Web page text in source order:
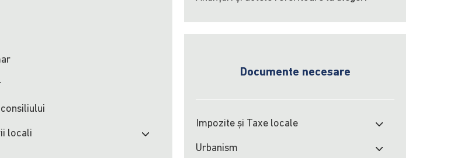
locali
Documente necesare
Impozite şi Taxe locale
Urbanism